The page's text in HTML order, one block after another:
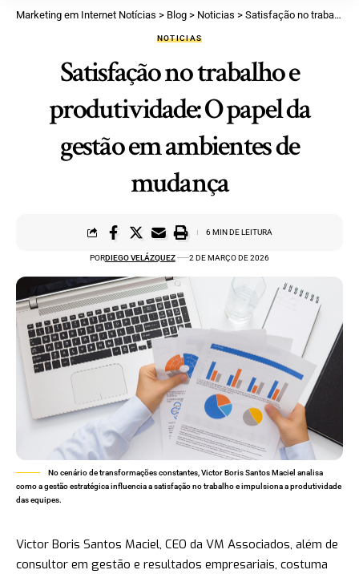
Marketing em Internet Notícias > Blog > Noticias > Satisfação no trabalho e produtividade: O papel da gestão em ambientes de mudança
NOTICIAS
Satisfação no trabalho e
produtividade: O papel da
gestão em ambientes de
mudança
PORDIEGO VELÁZQUEZ 2 DE MARÇO DE 2026
6 MIN DE LEITURA
No cenário de transformações constantes, Victor Boris Santos Maciel analisa
como a gestão estratégica influencia a satisfação no trabalho e impulsiona a produtividade
das equipes.
Victor Boris Santos Maciel, CEO da VM Associados, além de
consultor em gestão e resultados empresariais, costuma